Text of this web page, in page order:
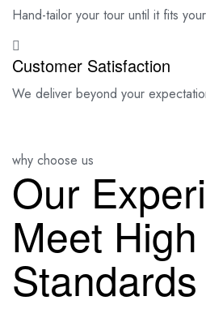
Hand-tailor your tour until it fits
Customer Satisfaction
We deliver beyond your
why choose us
Our
Meet
Standards